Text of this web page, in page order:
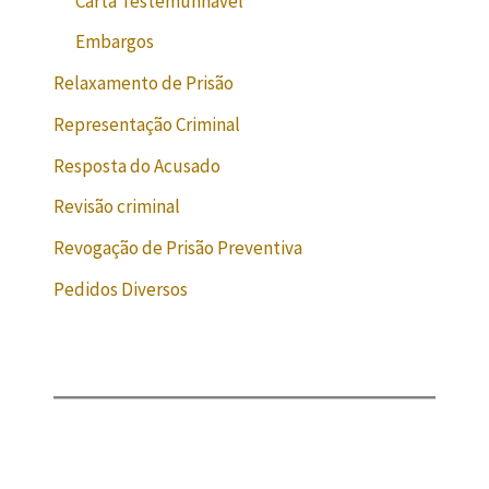
Embargos
Relaxamento de Prisão
Representação Criminal
Resposta do Acusado
Revisão criminal
Revogação de Prisão Preventiva
Pedidos Diversos